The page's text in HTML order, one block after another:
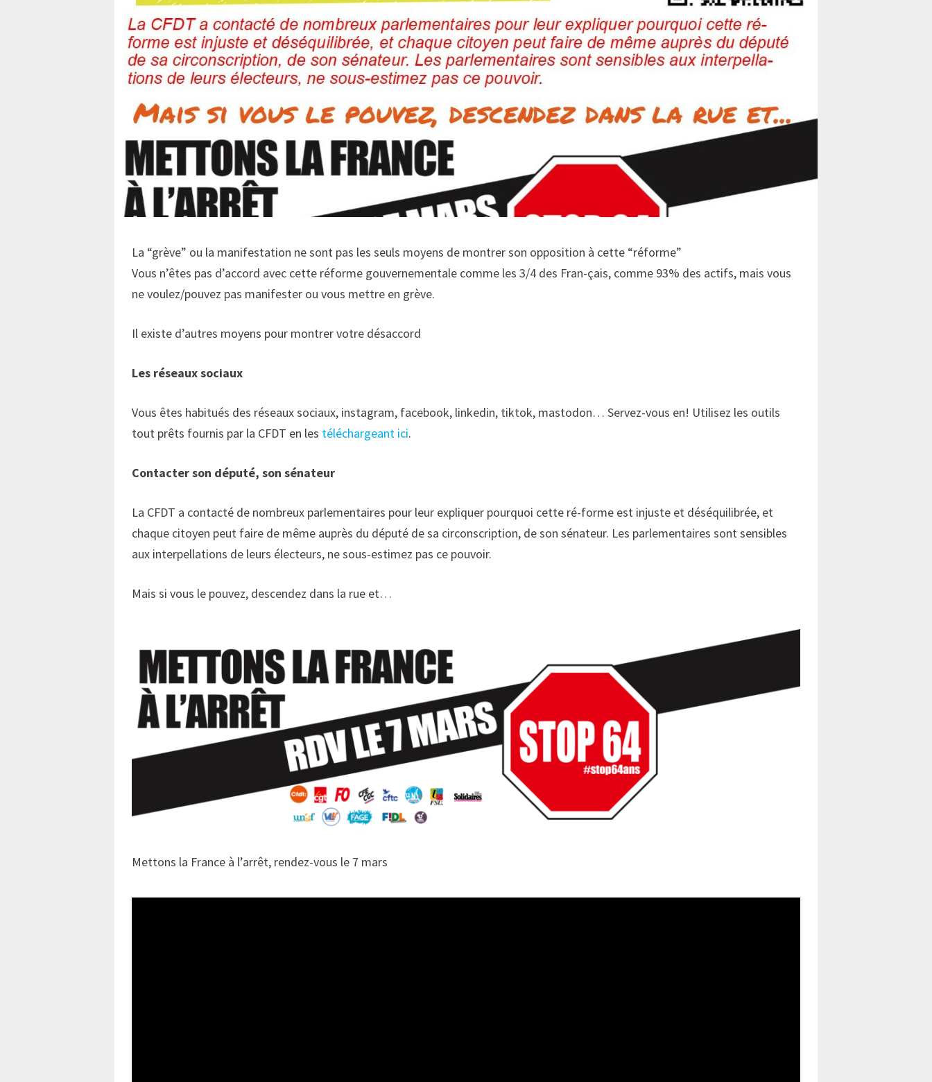
La “grève” ou la manifestation ne sont pas les seuls moyens de montrer son opposition à cette “réforme”
Vous n’êtes pas d’accord avec cette réforme gouvernementale comme les 3/4 des Fran-çais, comme 93% des actifs, mais vous
ne voulez/pouvez pas manifester ou vous mettre en grève.
Il existe d’autres moyens pour montrer votre désaccord
Les réseaux sociaux
Vous êtes habitués des réseaux sociaux, instagram, facebook, linkedin, tiktok, mastodon… Servez-vous en! Utilisez les outils
tout prêts fournis par la CFDT en les téléchargeant ici.
Contacter son député, son sénateur
La CFDT a contacté de nombreux parlementaires pour leur expliquer pourquoi cette ré-forme est injuste et déséquilibrée, et
chaque citoyen peut faire de même auprès du député de sa circonscription, de son sénateur. Les parlementaires sont sensibles
aux interpellations de leurs électeurs, ne sous-estimez pas ce pouvoir.
Mais si vous le pouvez, descendez dans la rue et…
Mettons la France à l’arrêt, rendez-vous le 7 mars